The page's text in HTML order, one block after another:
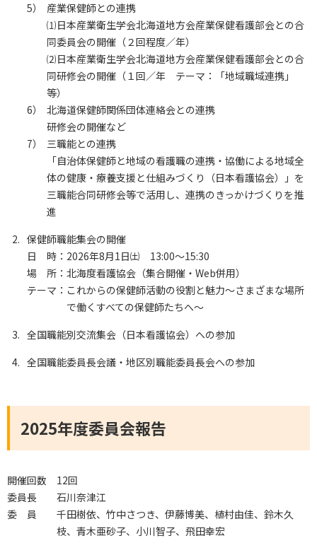
5）
産業保健師との連携
⑴日本産業衛生学会北海道地方会産業保健看護部会との合
同委員会の開催（２回程度／年）
⑵日本産業衛生学会北海道地方会産業保健看護部会との合
同研修会の開催（１回／年 テーマ：「地域職域連携」
等）
6）
北海道保健師関係団体連絡会との連携
研修会の開催など
7）
三職能との連携
「自治体保健師と地域の看護職の連携・協働による地域全
体の健康・療養支援と仕組みづくり（日本看護協会）」を
三職能合同研修会等で活用し、連携のきっかけづくりを推
進
保健師職能集会の開催
日 時： 2026年8月1日㈯ 13:00～15:30
場 所： 北海度看護協会（集合開催・Web併用）
テーマ： これからの保健師活動の役割と魅力～さまざまな場所
で働くすべての保健師たちへ～
全国職能別交流集会（日本看護協会）への参加
全国職能委員長会議・地区別職能委員長会への参加
2025年度委員会報告
開催回数
12回
委員長
石川奈津江
委 員
千田樹依、竹中さつき、伊藤博美、植村由佳、鈴木久
枝、青木亜砂子、小川智子、飛田幸宏